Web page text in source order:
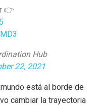
👉
Hub
22, 2021
está al borde de
cambiar la trayectoria